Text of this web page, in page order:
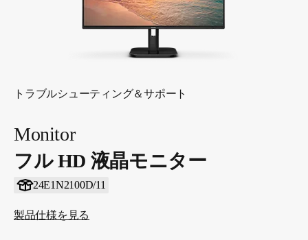
トラブルシューティング＆サポート
Monitor
フル HD 液晶モニター
24E1N2100D/11
製品仕様を見る